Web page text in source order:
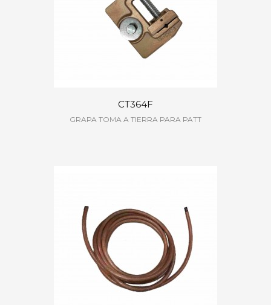
CT364F
GRAPA TOMA A TIERRA PARA PATT